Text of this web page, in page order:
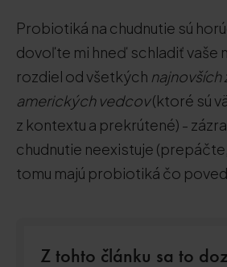
Probiotiká na chudnutie sú
dovoľte mi hneď schladiť vaše
rozdiel od všetkých najnovších
amerických vedcov(ktoré sú
z kontextu a prekrútené) -
chudnutie neexistuje
tomu majú probiotiká čo
Z tohto článku sa to